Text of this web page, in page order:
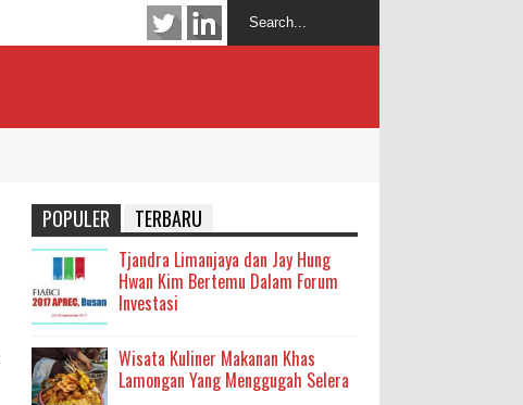
POPULER TERBARU
Tjandra Limanjaya dan Jay Hung
Hwan Kim Bertemu Dalam Forum
Investasi
Wisata Kuliner Makanan Khas
Lamongan Yang Menggugah Selera